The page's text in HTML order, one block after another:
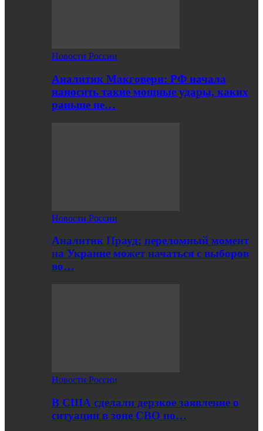
Новости России
Аналитик Макговерн: РФ начала
наносить такие мощные удары, каких
раньше не…
Новости России
Аналитик Прауд: переломный момент
на Украине может начаться с выборов
во…
Новости России
В США сделали дерзкое заявление о
ситуации в зоне СВО по…